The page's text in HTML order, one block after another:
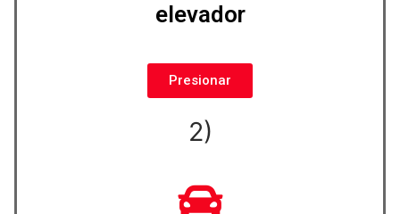
elevador
Presionar
2)